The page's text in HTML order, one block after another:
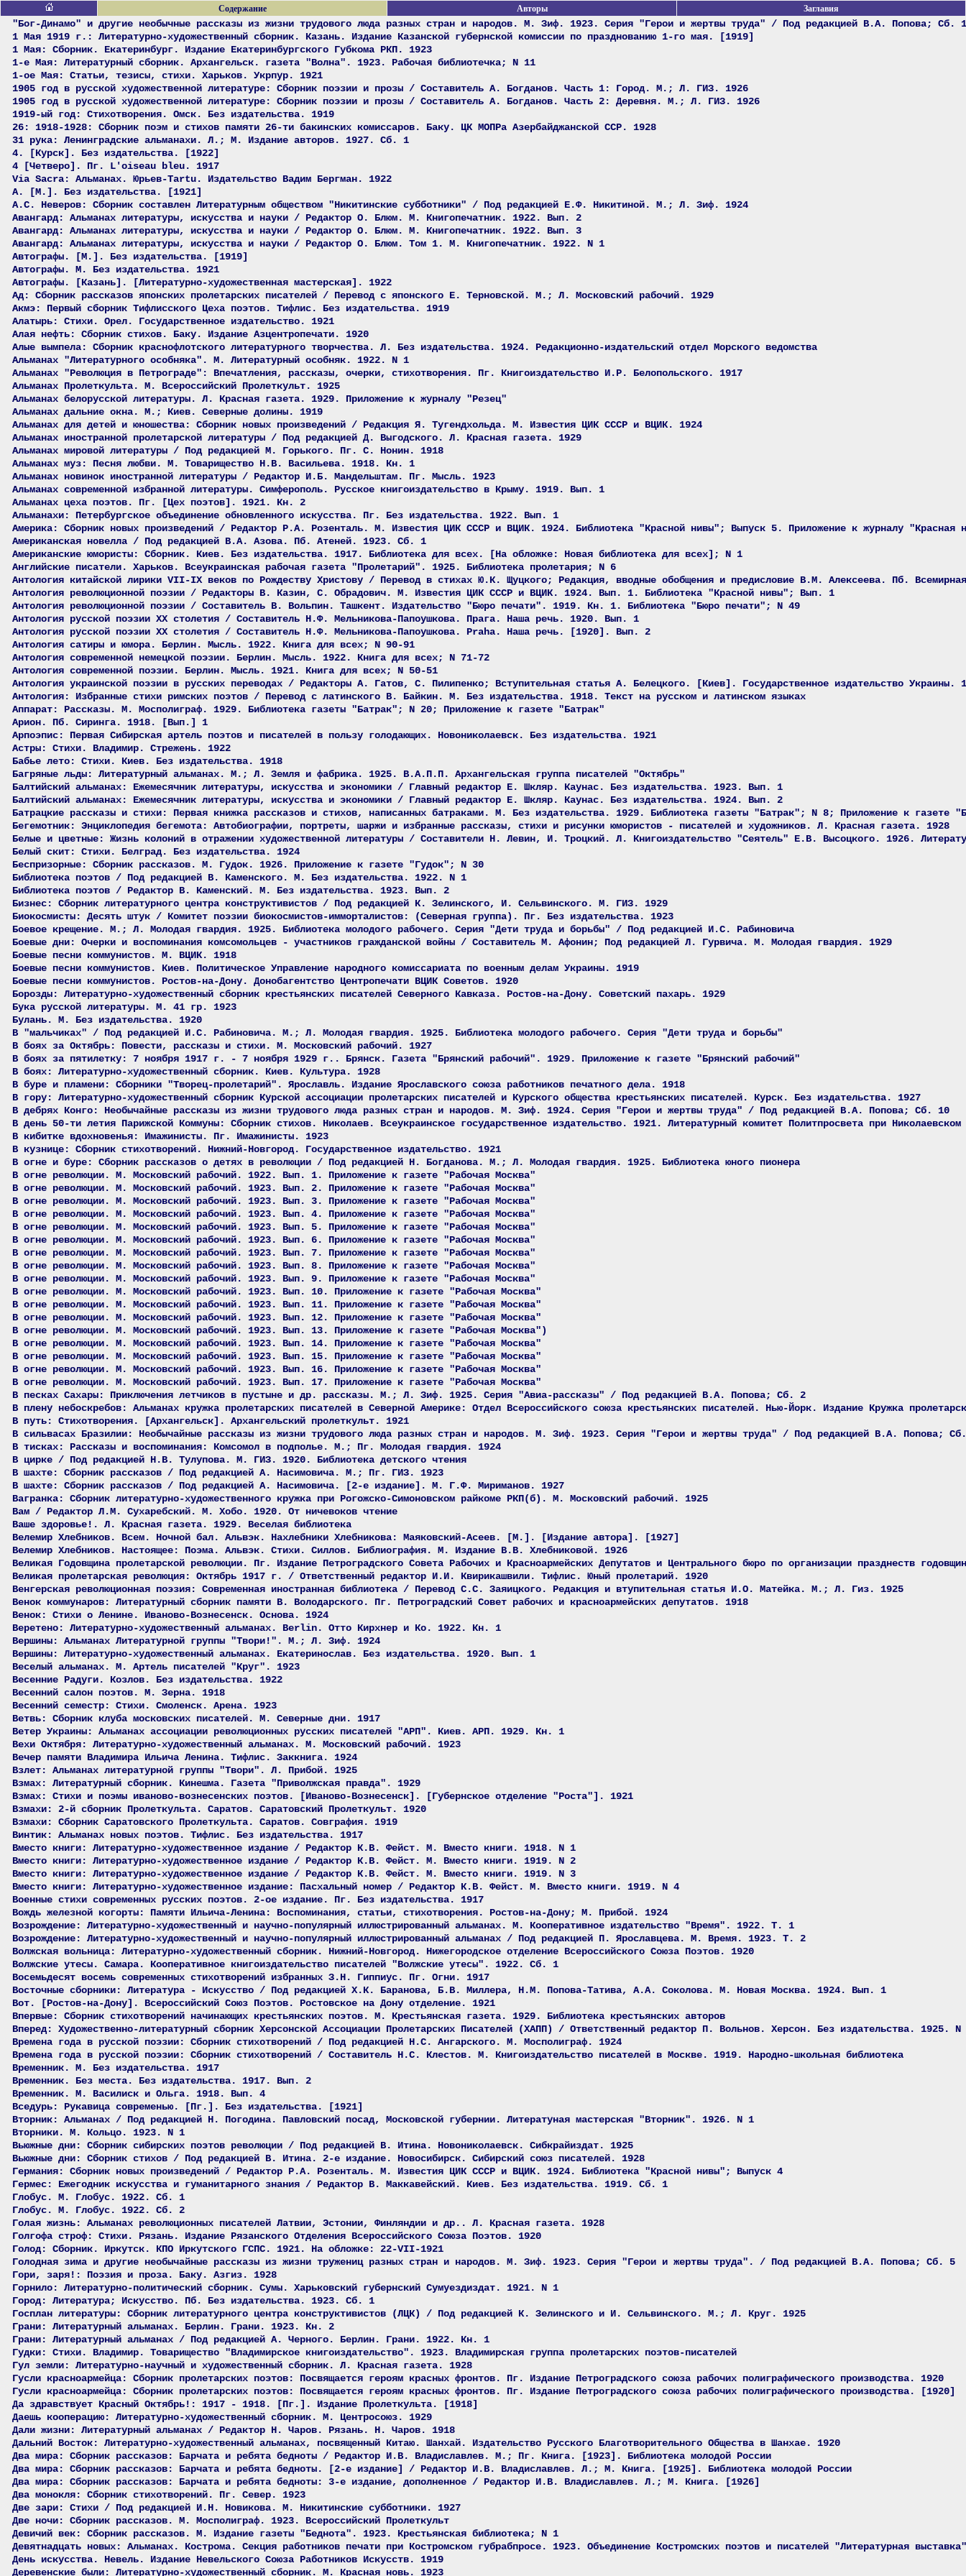
Содержание Авторы Заглавия
"Бог-Динамо" и другие необычные рассказы из жизни трудового люда разных стран и народов. М. Зиф. 1923. Серия "Герои и жертвы труда" / Под редакцией В.А. Попова; Сб. 1
1 Мая 1919 г.: Литературно-художественный сборник. Казань. Издание Казанской губернской комиссии по празднованию 1-го мая. [1919]
1 Мая: Сборник. Екатеринбург. Издание Екатеринбургского Губкома РКП. 1923
1-е Мая: Литературный сборник. Архангельск. газета "Волна". 1923. Рабочая библиотечка; N 11
1-ое Мая: Статьи, тезисы, стихи. Харьков. Укрпур. 1921
1905 год в русской художественной литературе: Сборник поэзии и прозы / Составитель А. Богданов. Часть 1: Город. М.; Л. ГИЗ. 1926
1905 год в русской художественной литературе: Сборник поэзии и прозы / Составитель А. Богданов. Часть 2: Деревня. М.; Л. ГИЗ. 1926
1919-ый год: Стихотворения. Омск. Без издательства. 1919
26: 1918-1928: Сборник поэм и стихов памяти 26-ти бакинских комиссаров. Баку. ЦК МОПРа Азербайджанской ССР. 1928
31 рука: Ленинградские альманахи. Л.; М. Издание авторов. 1927. Сб. 1
4. [Курск]. Без издательства. [1922]
4 [Четверо]. Пг. L'oiseau bleu. 1917
Via Sacra: Альманах. Юрьев-Tartu. Издательство Вадим Бергман. 1922
А. [М.]. Без издательства. [1921]
А.С. Неверов: Сборник составлен Литературным обществом "Никитинские субботники" / Под редакцией Е.Ф. Никитиной. М.; Л. Зиф. 1924
Авангард: Альманах литературы, искусства и науки / Редактор О. Блюм. М. Книгопечатник. 1922. Вып. 2
Авангард: Альманах литературы, искусства и науки / Редактор О. Блюм. М. Книгопечатник. 1922. Вып. 3
Авангард: Альманах литературы, искусства и науки / Редактор О. Блюм. Том 1. М. Книгопечатник. 1922. N 1
Автографы. [М.]. Без издательства. [1919]
Автографы. М. Без издательства. 1921
Автографы. [Казань]. [Литературно-художественная мастерская]. 1922
Ад: Сборник рассказов японских пролетарских писателей / Перевод с японского Е. Терновской. М.; Л. Московский рабочий. 1929
Акмэ: Первый сборник Тифлисского Цеха поэтов. Тифлис. Без издательства. 1919
Алатырь: Стихи. Орел. Государственное издательство. 1921
Алая нефть: Сборник стихов. Баку. Издание Азцентропечати. 1920
Алые вымпела: Сборник краснофлотского литературного творчества. Л. Без издательства. 1924. Редакционно-издательский отдел Морского ведомства
Альманах "Литературного особняка". М. Литературный особняк. 1922. N 1
Альманах "Революция в Петрограде": Впечатления, рассказы, очерки, стихотворения. Пг. Книгоиздательство И.Р. Белопольского. 1917
Альманах Пролеткульта. М. Всероссийский Пролеткульт. 1925
Альманах белорусской литературы. Л. Красная газета. 1929. Приложение к журналу "Резец"
Альманах дальние окна. М.; Киев. Северные долины. 1919
Альманах для детей и юношества: Сборник новых произведений / Редакция Я. Тугендхольда. М. Известия ЦИК СССР и ВЦИК. 1924
Альманах иностранной пролетарской литературы / Под редакцией Д. Выгодского. Л. Красная газета. 1929
Альманах мировой литературы / Под редакцией М. Горького. Пг. С. Нонин. 1918
Альманах муз: Песня любви. М. Товарищество Н.В. Васильева. 1918. Кн. 1
Альманах новинок иностранной литературы / Редактор И.Б. Мандельштам. Пг. Мысль. 1923
Альманах современной избранной литературы. Симферополь. Русское книгоиздательство в Крыму. 1919. Вып. 1
Альманах цеха поэтов. Пг. [Цех поэтов]. 1921. Кн. 2
Альманахи: Петербургское объединение обновленного искусства. Пг. Без издательства. 1922. Вып. 1
Америка: Сборник новых произведений / Редактор Р.А. Розенталь. М. Известия ЦИК СССР и ВЦИК. 1924. Библиотека "Красной нивы"; Выпуск 5. Приложение к журналу "Красная
Американская новелла / Под редакцией В.А. Азова. Пб. Атеней. 1923. Сб. 1
Американские юмористы: Сборник. Киев. Без издательства. 1917. Библиотека для всех. [На обложке: Новая библиотека для всех]; N 1
Английские писатели. Харьков. Всеукраинская рабочая газета "Пролетарий". 1925. Библиотека пролетария; N 6
Антология китайской лирики VII-IX веков по Рождеству Христову / Перевод в стихах Ю.К. Щуцкого; Редакция, вводные обобщения и предисловие В.М. Алексеева. Пб.
Антология революционной поэзии / Редакторы В. Казин, С. Обрадович. М. Известия ЦИК СССР и ВЦИК. 1924. Вып. 1. Библиотека "Красной нивы"; Вып. 1
Антология революционной поэзии / Составитель В. Вольпин. Ташкент. Издательство "Бюро печати". 1919. Кн. 1. Библиотека "Бюро печати"; N 49
Антология русской поэзии ХХ столетия / Составитель Н.Ф. Мельникова-Папоушкова. Прага. Наша речь. 1920. Вып. 1
Антология русской поэзии ХХ столетия / Составитель Н.Ф. Мельникова-Папоушкова. Praha. Наша речь. [1920]. Вып. 2
Антология сатиры и юмора. Берлин. Мысль. 1922. Книга для всех; N 90-91
Антология современной немецкой поэзии. Берлин. Мысль. 1922. Книга для всех; N 71-72
Антология современной поэзии. Берлин. Мысль. 1921. Книга для всех; N 50-51
Антология украинской поэзии в русских переводах / Редакторы А. Гатов, С. Пилипенко; Вступительная статья А. Белецкого. [Киев]. Государственное издательство Украины.
Антология: Избранные стихи римских поэтов / Перевод с латинского В. Байкин. М. Без издательства. 1918. Текст на русском и латинском языках
Аппарат: Рассказы. М. Мосполиграф. 1929. Библиотека газеты "Батрак"; N 20; Приложение к газете "Батрак"
Арион. Пб. Сиринга. 1918. [Вып.] 1
Арпоэпис: Первая Сибирская артель поэтов и писателей в пользу голодающих. Новониколаевск. Без издательства. 1921
Астры: Стихи. Владимир. Стрежень. 1922
Бабье лето: Стихи. Киев. Без издательства. 1918
Багряные льды: Литературный альманах. М.; Л. Земля и фабрика. 1925. В.А.П.П. Архангельская группа писателей "Октябрь"
Балтийский альманах: Ежемесячник литературы, искусства и экономики / Главный редактор Е. Шкляр. Каунас. Без издательства. 1923. Вып. 1
Балтийский альманах: Ежемесячник литературы, искусства и экономики / Главный редактор Е. Шкляр. Каунас. Без издательства. 1924. Вып. 2
Батрацкие рассказы и стихи: Первая книжка рассказов и стихов, написанных батраками. М. Без издательства. 1929. Библиотека газеты "Батрак"; N 8; Приложение к газете
Бегемотник: Энциклопедия бегемота: Автобиографии, портреты, шаржи и избранные рассказы, стихи и рисунки юмористов - писателей и художников. Л. Красная газета. 1928
Белые и цветные: Жизнь колоний в отражении художественной литературы / Составители Н. Левин, И. Троцкий. Л. Книгоиздательство "Сеятель" Е.В. Высоцкого. 1926.
Белый скит: Стихи. Белград. Без издательства. 1924
Беспризорные: Сборник рассказов. М. Гудок. 1926. Приложение к газете "Гудок"; N 30
Библиотека поэтов / Под редакцией В. Каменского. М. Без издательства. 1922. N 1
Библиотека поэтов / Редактор В. Каменский. М. Без издательства. 1923. Вып. 2
Бизнес: Сборник литературного центра конструктивистов / Под редакцией К. Зелинского, И. Сельвинского. М. ГИЗ. 1929
Биокосмисты: Десять штук / Комитет поэзии биокосмистов-имморталистов: (Северная группа). Пг. Без издательства. 1923
Боевое крещение. М.; Л. Молодая гвардия. 1925. Библиотека молодого рабочего. Серия "Дети труда и борьбы" / Под редакцией И.С. Рабиновича
Боевые дни: Очерки и воспоминания комсомольцев - участников гражданской войны / Составитель М. Афонин; Под редакцией Л. Гурвича. М. Молодая гвардия. 1929
Боевые песни коммунистов. М. ВЦИК. 1918
Боевые песни коммунистов. Киев. Политическое Управление народного комиссариата по военным делам Украины. 1919
Боевые песни коммунистов. Ростов-на-Дону. Донобагентство Центропечати ВЦИК Советов. 1920
Борозды: Литературно-художественный сборник крестьянских писателей Северного Кавказа. Ростов-на-Дону. Советский пахарь. 1929
Бука русской литературы. М. 41 гр. 1923
Булань. М. Без издательства. 1920
В "мальчиках" / Под редакцией И.С. Рабиновича. М.; Л. Молодая гвардия. 1925. Библиотека молодого рабочего. Серия "Дети труда и борьбы"
В боях за Октябрь: Повести, рассказы и стихи. М. Московский рабочий. 1927
В боях за пятилетку: 7 ноября 1917 г. - 7 ноября 1929 г.. Брянск. Газета "Брянский рабочий". 1929. Приложение к газете "Брянский рабочий"
В боях: Литературно-художественный сборник. Киев. Культура. 1928
В буре и пламени: Сборники "Творец-пролетарий". Ярославль. Издание Ярославского союза работников печатного дела. 1918
В гору: Литературно-художественный сборник Курской ассоциации пролетарских писателей и Курского общества крестьянских писателей. Курск. Без издательства. 1927
В дебрях Конго: Необычайные рассказы из жизни трудового люда разных стран и народов. М. Зиф. 1924. Серия "Герои и жертвы труда" / Под редакцией В.А. Попова; Сб. 10
В день 50-ти летия Парижской Коммуны: Сборник стихов. Николаев. Всеукраинское государственное издательство. 1921. Литературный комитет Политпросвета при Николаевском
В кибитке вдохновенья: Имажинисты. Пг. Имажинисты. 1923
В кузнице: Сборник стихотворений. Нижний-Новгород. Государственное издательство. 1921
В огне и буре: Сборник рассказов о детях в революции / Под редакцией Н. Богданова. М.; Л. Молодая гвардия. 1925. Библиотека юного пионера
В огне революции. М. Московский рабочий. 1922. Вып. 1. Приложение к газете "Рабочая Москва"
В огне революции. М. Московский рабочий. 1923. Вып. 2. Приложение к газете "Рабочая Москва"
В огне революции. М. Московский рабочий. 1923. Вып. 3. Приложение к газете "Рабочая Москва"
В огне революции. М. Московский рабочий. 1923. Вып. 4. Приложение к газете "Рабочая Москва"
В огне революции. М. Московский рабочий. 1923. Вып. 5. Приложение к газете "Рабочая Москва"
В огне революции. М. Московский рабочий. 1923. Вып. 6. Приложение к газете "Рабочая Москва"
В огне революции. М. Московский рабочий. 1923. Вып. 7. Приложение к газете "Рабочая Москва"
В огне революции. М. Московский рабочий. 1923. Вып. 8. Приложение к газете "Рабочая Москва"
В огне революции. М. Московский рабочий. 1923. Вып. 9. Приложение к газете "Рабочая Москва"
В огне революции. М. Московский рабочий. 1923. Вып. 10. Приложение к газете "Рабочая Москва"
В огне революции. М. Московский рабочий. 1923. Вып. 11. Приложение к газете "Рабочая Москва"
В огне революции. М. Московский рабочий. 1923. Вып. 12. Приложение к газете "Рабочая Москва"
В огне революции. М. Московский рабочий. 1923. Вып. 13. Приложение к газете "Рабочая Москва")
В огне революции. М. Московский рабочий. 1923. Вып. 14. Приложение к газете "Рабочая Москва"
В огне революции. М. Московский рабочий. 1923. Вып. 15. Приложение к газете "Рабочая Москва"
В огне революции. М. Московский рабочий. 1923. Вып. 16. Приложение к газете "Рабочая Москва"
В огне революции. М. Московский рабочий. 1923. Вып. 17. Приложение к газете "Рабочая Москва"
В песках Сахары: Приключения летчиков в пустыне и др. рассказы. М.; Л. Зиф. 1925. Серия "Авиа-рассказы" / Под редакцией В.А. Попова; Сб. 2
В плену небоскребов: Альманах кружка пролетарских писателей в Северной Америке: Отдел Всероссийского союза крестьянских писателей. Нью-Йорк. Издание Кружка
В путь: Стихотворения. [Архангельск]. Архангельский пролеткульт. 1921
В сильвасах Бразилии: Необычайные рассказы из жизни трудового люда разных стран и народов. М. Зиф. 1923. Серия "Герои и жертвы труда" / Под редакцией В.А. Попова;
В тисках: Рассказы и воспоминания: Комсомол в подполье. М.; Пг. Молодая гвардия. 1924
В цирке / Под редакцией Н.В. Тулупова. М. ГИЗ. 1920. Библиотека детского чтения
В шахте: Сборник рассказов / Под редакцией А. Насимовича. М.; Пг. ГИЗ. 1923
В шахте: Сборник рассказов / Под редакцией А. Насимовича. [2-е издание]. М. Г.Ф. Мириманов. 1927
Вагранка: Сборник литературно-художественного кружка при Рогожско-Симоновском райкоме РКП(б). М. Московский рабочий. 1925
Вам / Редактор Л.М. Сухаребский. М. Хобо. 1920. От ничевоков чтение
Ваше здоровье!. Л. Красная газета. 1929. Веселая библиотека
Велемир Хлебников. Всем. Ночной бал. Альвэк. Нахлебники Хлебникова: Маяковский-Асеев. [М.]. [Издание автора]. [1927]
Велемир Хлебников. Настоящее: Поэма. Альвэк. Стихи. Силлов. Библиография. М. Издание В.В. Хлебниковой. 1926
Великая Годовщина пролетарской революции. Пг. Издание Петроградского Совета Рабочих и Красноармейских Депутатов и Центрального бюро по организации празднеств
Великая пролетарская революция: Октябрь 1917 г. / Ответственный редактор И.И. Квирикашвили. Тифлис. Юный пролетарий. 1920
Венгерская революционная поэзия: Современная иностранная библиотека / Перевод С.С. Заяицкого. Редакция и втупительная статья И.О. Матейка. М.; Л. Гиз. 1925
Венок коммунаров: Литературный сборник памяти В. Володарского. Пг. Петроградский Совет рабочих и красноармейских депутатов. 1918
Венок: Стихи о Ленине. Иваново-Вознесенск. Основа. 1924
Веретено: Литературно-художественный альманах. Berlin. Отто Кирхнер и Ко. 1922. Кн. 1
Вершины: Альманах Литературной группы "Твори!". М.; Л. Зиф. 1924
Вершины: Литературно-художественный альманах. Екатеринослав. Без издательства. 1920. Вып. 1
Веселый альманах. М. Артель писателей "Круг". 1923
Весенние Радуги. Козлов. Без издательства. 1922
Весенний салон поэтов. М. Зерна. 1918
Весенний семестр: Стихи. Смоленск. Арена. 1923
Ветвь: Сборник клуба московских писателей. М. Северные дни. 1917
Ветер Украины: Альманах ассоциации революционных русских писателей "АРП". Киев. АРП. 1929. Кн. 1
Вехи Октября: Литературно-художественный альманах. М. Московский рабочий. 1923
Вечер памяти Владимира Ильича Ленина. Тифлис. Заккнига. 1924
Взлет: Альманах литературной группы "Твори". Л. Прибой. 1925
Взмах: Литературный сборник. Кинешма. Газета "Приволжская правда". 1929
Взмах: Стихи и поэмы иваново-вознесенских поэтов. [Иваново-Вознесенск]. [Губернское отделение "Роста"]. 1921
Взмахи: 2-й сборник Пролеткульта. Саратов. Саратовский Пролеткульт. 1920
Взмахи: Сборник Саратовского Пролеткульта. Саратов. Совграфия. 1919
Винтик: Альманах новых поэтов. Тифлис. Без издательства. 1917
Вместо книги: Литературно-художественное издание / Редактор К.В. Фейст. М. Вместо книги. 1918. N 1
Вместо книги: Литературно-художественное издание / Редактор К.В. Фейст. М. Вместо книги. 1919. N 2
Вместо книги: Литературно-художественное издание / Редактор К.В. Фейст. М. Вместо книги. 1919. N 3
Вместо книги: Литературно-художественное издание: Пасхальный номер / Редактор К.В. Фейст. М. Вместо книги. 1919. N 4
Военные стихи современных русских поэтов. 2-ое издание. Пг. Без издательства. 1917
Вождь железной когорты: Памяти Ильича-Ленина: Воспоминания, статьи, стихотворения. Ростов-на-Дону; М. Прибой. 1924
Возрождение: Литературно-художественный и научно-популярный иллюстрированный альманах. М. Кооперативное издательство "Время". 1922. Т. 1
Возрождение: Литературно-художественный и научно-популярный иллюстрированный альманах / Под редакцией П. Ярославцева. М. Время. 1923. Т. 2
Волжская вольница: Литературно-художественный сборник. Нижний-Новгород. Нижегородское отделение Всероссийского Союза Поэтов. 1920
Волжские утесы. Самара. Кооперативное книгоиздательство писателей "Волжские утесы". 1922. Сб. 1
Восемьдесят восемь современных стихотворений избранных З.Н. Гиппиус. Пг. Огни. 1917
Восточные сборники: Литература - Искусство / Под редакцией Х.К. Баранова, Б.В. Миллера, Н.М. Попова-Татива, А.А. Соколова. М. Новая Москва. 1924. Вып. 1
Вот. [Ростов-на-Дону]. Всероссийский Союз Поэтов. Ростовское на Дону отделение. 1921
Впервые: Сборник стихотворений начинающих крестьянских поэтов. М. Крестьянская газета. 1929. Библиотека крестьянских авторов
Вперед: Художественно-литературный сборник Херсонской Ассоциации Пролетарских Писателей (ХАПП) / Ответственный редактор П. Вольнов. Херсон. Без издательства. 1925. N
Времена года в русской поэзии: Сборник стихотворений / Под редакцией Н.С. Ангарского. М. Мосполиграф. 1924
Времена года в русской поэзии: Сборник стихотворений / Составитель Н.С. Клестов. М. Книгоиздательство писателей в Москве. 1919. Народно-школьная библиотека
Временник. М. Без издательства. 1917
Временник. Без места. Без издательства. 1917. Вып. 2
Временник. М. Василиск и Ольга. 1918. Вып. 4
Вседурь: Рукавица современью. [Пг.]. Без издательства. [1921]
Вторник: Альманах / Под редакцией Н. Погодина. Павловский посад, Московской губернии. Литератуная мастерская "Вторник". 1926. N 1
Вторники. М. Кольцо. 1923. N 1
Вьюжные дни: Сборник сибирских поэтов революции / Под редакцией В. Итина. Новониколаевск. Сибкрайиздат. 1925
Вьюжные дни: Сборник стихов / Под редакцией В. Итина. 2-е издание. Новосибирск. Сибирский союз писателей. 1928
Германия: Сборник новых произведений / Редактор Р.А. Розенталь. М. Известия ЦИК СССР и ВЦИК. 1924. Библиотека "Красной нивы"; Выпуск 4
Гермес: Ежегодник искусства и гуманитарного знания / Редактор В. Маккавейский. Киев. Без издательства. 1919. Сб. 1
Глобус. М. Глобус. 1922. Сб. 1
Глобус. М. Глобус. 1922. Сб. 2
Голая жизнь: Альманах революционных писателей Латвии, Эстонии, Финляндии и др.. Л. Красная газета. 1928
Голгофа строф: Стихи. Рязань. Издание Рязанского Отделения Всероссийского Союза Поэтов. 1920
Голод: Сборник. Иркутск. КПО Иркутского ГСПС. 1921. На обложке: 22-VII-1921
Голодная зима и другие необычайные рассказы из жизни тружениц разных стран и народов. М. Зиф. 1923. Серия "Герои и жертвы труда". / Под редакцией В.А. Попова; Сб. 5
Гори, заря!: Поэзия и проза. Баку. Азгиз. 1928
Горнило: Литературно-политический сборник. Сумы. Харьковский губернский Сумуездиздат. 1921. N 1
Город: Литература; Искусство. Пб. Без издательства. 1923. Сб. 1
Госплан литературы: Сборник литературного центра конструктивистов (ЛЦК) / Под редакцией К. Зелинского и И. Сельвинского. М.; Л. Круг. 1925
Грани: Литературный альманах. Берлин. Грани. 1923. Кн. 2
Грани: Литературный альманах / Под редакцией А. Черного. Берлин. Грани. 1922. Кн. 1
Гудки: Стихи. Владимир. Товарищество "Владимирское книгоиздательство". 1923. Владимирская группа пролетарских поэтов-писателей
Гул земли: Литературно-научный и художественный сборник. Л. Красная газета. 1928
Гусли красноармейца: Сборник пролетарских поэтов: Посвящается героям красных фронтов. Пг. Издание Петроградского союза рабочих полиграфического производства. 1920
Гусли красноармейца: Сборник пролетарских поэтов: Посвящается героям красных фронтов. Пг. Издание Петроградского союза рабочих полиграфического производства. [1920]
Да здравствует Красный Октябрь!: 1917 - 1918. [Пг.]. Издание Пролеткульта. [1918]
Даешь кооперацию: Литературно-художественный сборник. М. Центросоюз. 1929
Дали жизни: Литературный альманах / Редактор Н. Чаров. Рязань. Н. Чаров. 1918
Дальний Восток: Литературно-художественный альманах, посвященный Китаю. Шанхай. Издательство Русского Благотворительного Общества в Шанхае. 1920
Два мира: Сборник рассказов: Барчата и ребята бедноты / Редактор И.В. Владиславлев. М.; Пг. Книга. [1923]. Библиотека молодой России
Два мира: Сборник рассказов: Барчата и ребята бедноты. [2-е издание] / Редактор И.В. Владиславлев. Л.; М. Книга. [1925]. Библиотека молодой России
Два мира: Сборник рассказов: Барчата и ребята бедноты: 3-е издание, дополненное / Редактор И.В. Владиславлев. Л.; М. Книга. [1926]
Два монокля: Сборник стихотворений. Пг. Север. 1923
Две зари: Стихи / Под редакцией И.Н. Новикова. М. Никитинские субботники. 1927
Две ночи: Сборник рассказов. М. Мосполиграф. 1923. Всероссийский Пролеткульт
Девичий век: Сборник рассказов. М. Издание газеты "Беднота". 1923. Крестьянская библиотека; N 1
Девятнадцать новых: Альманах. Кострома. Секция работников печати при Костромском губрабпросе. 1923. Объединение Костромских поэтов и писателей "Литературная выставка"
День искусства. Невель. Издание Невельского Союза Работников Искусств. 1919
Деревенские были: Литературно-художественный сборник. М. Красная новь. 1923